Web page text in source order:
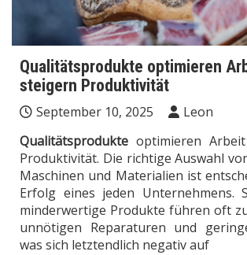
Qualitätsprodukte optimieren
steigern Produktivität
September 10, 2025
Leon
Qualitätsprodukte optimieren
Produktivität. Die richtige Auswahl
Maschinen und Materialien ist
Erfolg eines jeden Unternehmens.
minderwertige Produkte führen oft
unnötigen Reparaturen und
was sich letztendlich negativ auf